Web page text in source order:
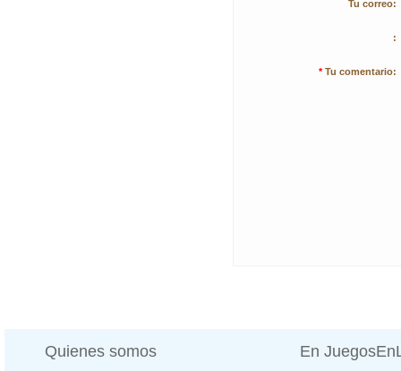
Tu correo:
:
* Tu comentario:
Quienes somos En